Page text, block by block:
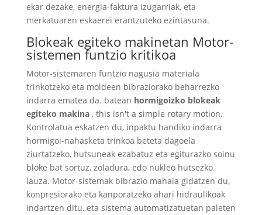
ekar dezake, energia-faktura izugarriak, eta
merkatuaren eskaerei erantzuteko ezintasuna.
Blokeak egiteko makinetan Motor-
sistemen funtzio kritikoa
Motor-sistemaren funtzio nagusia materiala
trinkotzeko eta moldeen bibraziorako beharrezko
indarra ematea da. batean hormigoizko blokeak
egiteko makina , this isn't a simple rotary motion.
Kontrolatua eskatzen du, inpaktu handiko indarra
hormigoi-nahasketa trinkoa beteta dagoela
ziurtatzeko, hutsuneak ezabatuz eta egiturazko soinu
bloke bat sortuz, zoladura, edo nukleo hutsezko
lauza. Motor-sistemak bibrazio mahaia gidatzen du,
konpresiorako eta kanporatzeko ahari hidraulikoak
indartzen ditu, eta sistema automatizatuetan paleten